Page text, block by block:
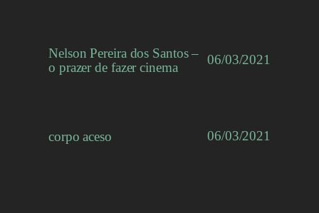
Nelson Pereira dos Santos –
o prazer de fazer cinema
06/03/2021
corpo aceso 06/03/2021